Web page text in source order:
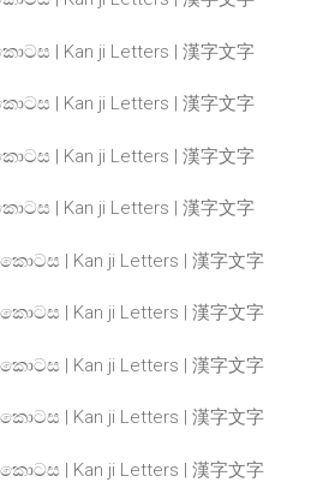
| Kan ji Letters | 漢字文字
Page
| Kan ji Letters | 漢字文字
Page
| Kan ji Letters | 漢字文字
Page
| Kan ji Letters | 漢字文字
Page
| Kan ji Letters | 漢字文字
Page
| Kan ji Letters | 漢字文字
Page
| Kan ji Letters | 漢字文字
Page
| Kan ji Letters | 漢字文字
Page
| Kan ji Letters | 漢字文字
Page